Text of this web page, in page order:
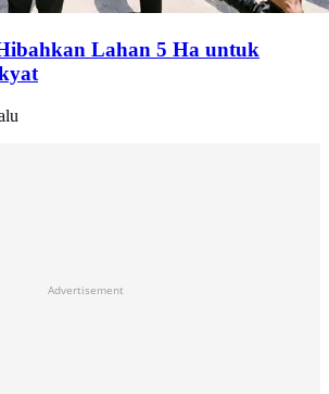
Lahan 5 Ha untuk
Advertisement